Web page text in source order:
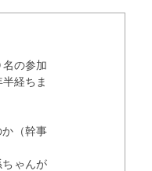
の参加
経ちま
（幹事
ゃんが